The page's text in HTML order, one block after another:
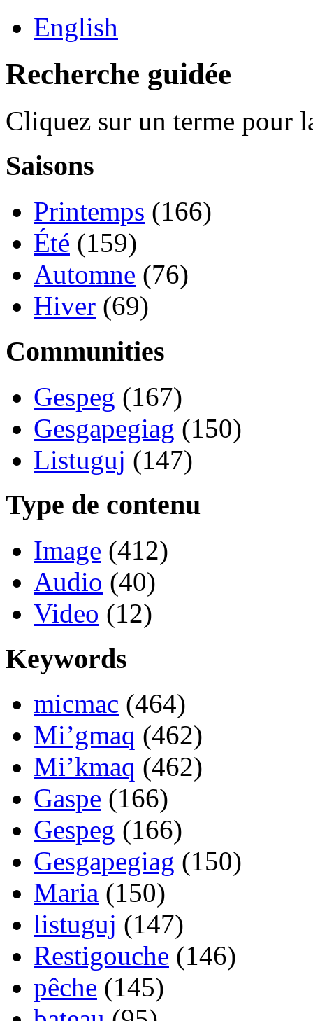
English
Recherche guidée
Cliquez sur un terme pour
Saisons
Printemps (166)
Été (159)
Automne (76)
Hiver (69)
Communities
Gespeg (167)
Gesgapegiag (150)
Listuguj (147)
Type de contenu
Image (412)
Audio (40)
Video (12)
Keywords
micmac (464)
Mi’gmaq (462)
Mi’kmaq (462)
Gaspe (166)
Gespeg (166)
Gesgapegiag (150)
Maria (150)
listuguj (147)
Restigouche (146)
pêche (145)